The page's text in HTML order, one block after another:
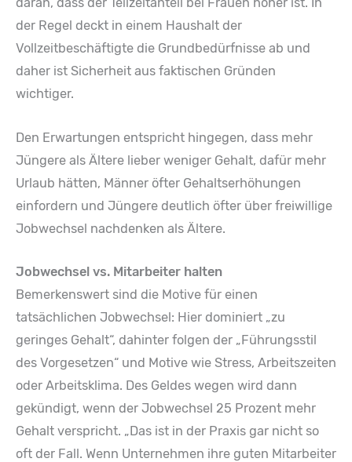
daran, dass der Teilzeitanteil bei Frauen höher ist. In
der Regel deckt in einem Haushalt der
Vollzeitbeschäftigte die Grundbedürfnisse ab und
daher ist Sicherheit aus faktischen Gründen
wichtiger.
Den Erwartungen entspricht hingegen, dass mehr
Jüngere als Ältere lieber weniger Gehalt, dafür mehr
Urlaub hätten, Männer öfter Gehaltserhöhungen
einfordern und Jüngere deutlich öfter über freiwillige
Jobwechsel nachdenken als Ältere.
Jobwechsel vs. Mitarbeiter halten
Bemerkenswert sind die Motive für einen
tatsächlichen Jobwechsel: Hier dominiert „zu
geringes Gehalt“, dahinter folgen der „Führungsstil
des Vorgesetzen“ und Motive wie Stress, Arbeitszeiten
oder Arbeitsklima. Des Geldes wegen wird dann
gekündigt, wenn der Jobwechsel 25 Prozent mehr
Gehalt verspricht. „Das ist in der Praxis gar nicht so
oft der Fall. Wenn Unternehmen ihre guten Mitarbeiter